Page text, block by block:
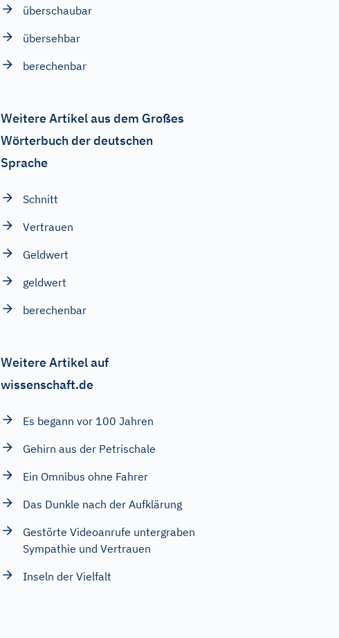
überschaubar
übersehbar
berechenbar
Weitere Artikel aus dem Großes
Wörterbuch der deutschen
Sprache
Schnitt
Vertrauen
Geldwert
geldwert
berechenbar
Weitere Artikel auf
wissenschaft.de
Es begann vor 100 Jahren
Gehirn aus der Petrischale
Ein Omnibus ohne Fahrer
Das Dunkle nach der Aufklärung
Gestörte Videoanrufe untergraben
Sympathie und Vertrauen
Inseln der Vielfalt